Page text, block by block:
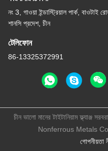
নং 3, গাওয়া ইন্ডাস্ট্রিয়াল পার্ক, বাওটাই
শানসি প্রদেশ, চীন
টেলিফোন
86-13325372991
গোপনীয়তা
চীন ভালো মানের টাইটানিয়াম
Nonferrous Metals Co.,